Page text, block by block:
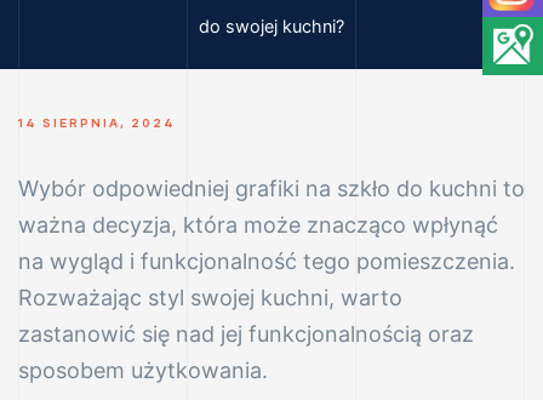
w
do swojej kuchni?
14 SIERPNIA, 2024
Wybór odpowiedniej grafiki na szkło do kuchni to
ważna decyzja, która może znacząco wpłynąć
na wygląd i funkcjonalność tego pomieszczenia.
Rozważając styl swojej kuchni, warto
zastanowić się nad jej funkcjonalnością oraz
sposobem użytkowania.